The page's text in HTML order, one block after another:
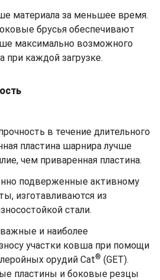
материала за меньшее время.
брусья обеспечивают
максимально возможного
при каждой загрузке.
в течение длительного
пластина шарнира лучше
чем приваренная пластина.
подверженные активному
изготавливаются из
стали.
и наиболее
участки ковша при помощи
орудий Cat® (GET).
пластины и боковые резцы